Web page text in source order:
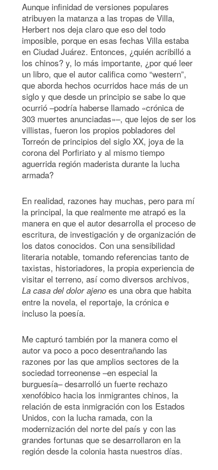
Aunque infinidad de versiones populares
atribuyen la matanza a las tropas de Villa,
Herbert nos deja claro que eso del todo
imposible, porque en esas fechas Villa estaba
en Ciudad Juárez. Entonces, ¿quién acribilló a
los chinos? y, lo más importante, ¿por qué leer
un libro, que el autor califica como “western”,
que aborda hechos ocurridos hace más de un
siglo y que desde un principio se sabe lo que
ocurrió –podría haberse llamado «crónica de
303 muertes anunciadas»–, que lejos de ser los
villistas, fueron los propios pobladores del
Torreón de principios del siglo XX, joya de la
corona del Porfiriato y al mismo tiempo
aguerrida región maderista durante la lucha
armada?
En realidad, razones hay muchas, pero para mí
la principal, la que realmente me atrapó es la
manera en que el autor desarrolla el proceso de
escritura, de investigación y de organización de
los datos conocidos. Con una sensibilidad
literaria notable, tomando referencias tanto de
taxistas, historiadores, la propia experiencia de
visitar el terreno, así como diversos archivos,
La casa del dolor ajeno es una obra que habita
entre la novela, el reportaje, la crónica e
incluso la poesía.
Me capturó también por la manera como el
autor va poco a poco desentrañando las
razones por las que amplios sectores de la
sociedad torreonense –en especial la
burguesía– desarrolló un fuerte rechazo
xenofóbico hacia los inmigrantes chinos, la
relación de esta inmigración con los Estados
Unidos, con la lucha ramada, con la
modernización del norte del país y con las
grandes fortunas que se desarrollaron en la
región desde la colonia hasta nuestros días.